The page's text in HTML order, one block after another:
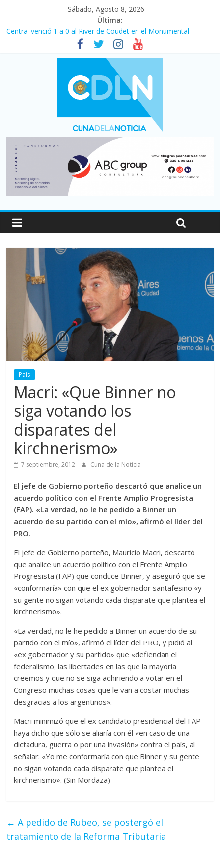
Sábado, Agosto 8, 2026
Última:
Central venció 1 a 0 al River de Coudet en el Monumental
La morosidad alcanzó su nivel más alto en dos décadas y ya
afecta a 400 mil deudores en Santa Fe
Desde que asumió Milei cerraron 41.000 kioscos: el sector
denuncia crisis como en 2001
Vacaciones de invierno con más movimiento y consumo
turístico: 4,6 millones de personas viajaron por el país, un 5,9%
Fuerte caída de la venta de autos usados en julio: bajó un 12,6%
País
Macri: «Que Binner no
siga votando los
disparates del
kirchnerismo»
7 septiembre, 2012 Cuna de la Noticia
El jefe de Gobierno porteño descartó que analice un
acuerdo político con el Frente Amplio Progresista
(FAP). «La verdad, no le he pedido a Binner un
acuerdo de su partido con el mío», afirmó el líder del
PRO.
El jefe de Gobierno porteño, Mauricio Macri, descartó
que analice un acuerdo político con el Frente Amplio
Progresista (FAP) que conduce Binner, y aseguró que se
«conformaría» con que el ex gobernador santafesino «y
su gente no sigan votando cada disparate que plantea el
kirchnerismo».
«La verdad, no le he pedido a Binner un acuerdo de su
partido con el mío», afirmó el líder del PRO, y pidió al
«ex gobernador y su partido» que «defiendan el
federalismo, las libertades en las que la mayoría
creemos y que no se siga adhiriendo a votar en el
Congreso muchas cosas que le van a costar muchas
desgracias a los argentinos».
Macri minimizó que el ex candidato presidencial del FAP
haya dicho que sólo se aliaría con él «en caso de una
dictadura, guerra o por una invasión» contra el país, al
señalar: «Yo me conformaría con que Binner y su gente
no sigan votando cada disparate que plantea el
kirchnerismo». (Sin Mordaza)
← A pedido de Rubeo, se postergó el
tratamiento de la Reforma Tributaria